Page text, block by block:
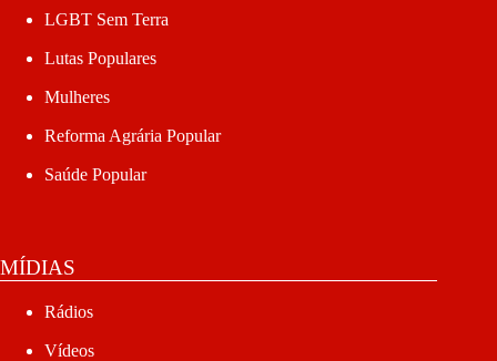
LGBT Sem Terra
Lutas Populares
Mulheres
Reforma Agrária Popular
Saúde Popular
MÍDIAS
Rádios
Vídeos